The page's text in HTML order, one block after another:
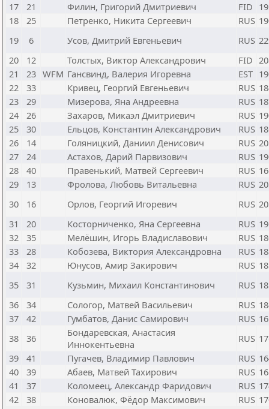
17
21 Филин, Григорий Дмитриевич FID
18
25 Петренко, Никита Сергеевич RUS
19
6 Усов, Дмитрий Евгеньевич RUS
20
12 Толстых, Виктор Александрович FID
21
23 WFM Гансвинд, Валерия Игоревна EST
22
33 Кривец, Георгий Евгеньевич RUS
23
29 Мизерова, Яна Андреевна RUS
24
26 Захаров, Микаэл Дмитриевич RUS
25
30 Ельцов, Константин Александрович RUS
26
14 Голяницкий, Даниил Денисович RUS
27
24 Астахов, Дарий Парвизович RUS
28
40 Правенький, Матвей Сергеевич RUS
29
13 Фролова, Любовь Витальевна RUS
30
16 Орлов, Георгий Игоревич RUS
31
20 Косторниченко, Яна Сергеевна RUS
32
35 Мелёшин, Игорь Владиславович RUS
33
28 Кобозева, Виктория Александровна RUS
34
32 Юнусов, Амир Закирович RUS
35
31 Кузьмин, Михаил Константинович RUS
36
34 Сологор, Матвей Васильевич RUS
37
42 Гумбатов, Данис Самирович RUS
38
36
Бондаревская, Анастасия
Иннокентьевна
RUS
39
41 Пугачев, Владимир Павлович RUS
40
39 Абаев, Матвей Тахирович RUS
41
37 Коломеец, Александр Фаридович RUS
42
38 Коновалюк, Фёдор Максимович RUS